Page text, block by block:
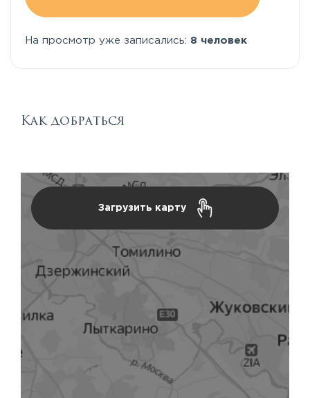
На просмотр уже записались: 8 человек
Как добраться
Загрузить карту